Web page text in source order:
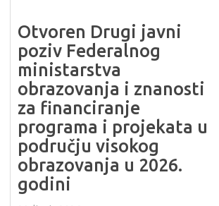
Otvoren Drugi javni
poziv Federalnog
ministarstva
obrazovanja i znanosti
za financiranje
programa i projekata u
području visokog
obrazovanja u 2026.
godini